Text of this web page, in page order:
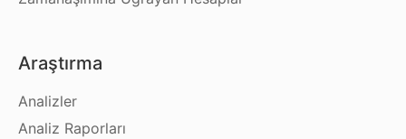
Araştırma
Analizler
Analiz Raporları